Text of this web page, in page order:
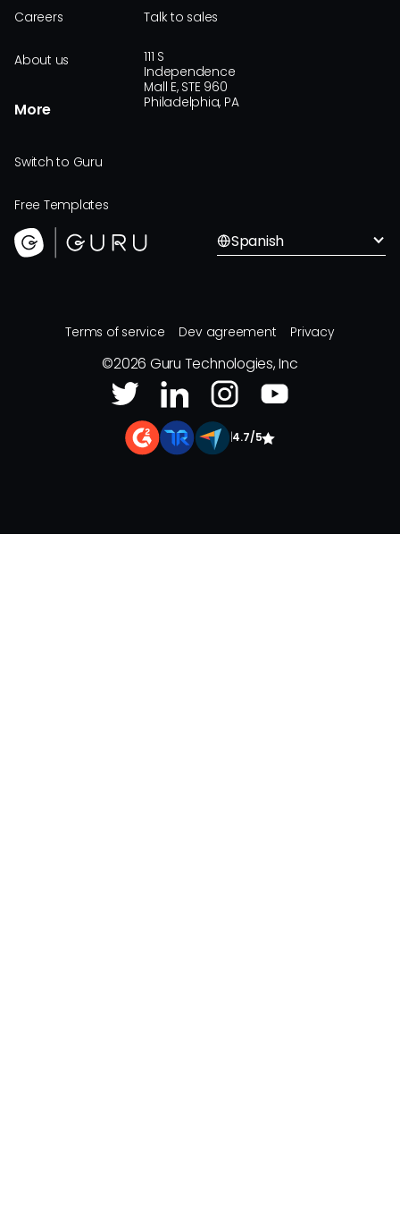
Careers
About us
More
Switch to Guru
Free Templates
Talk to sales
111 S
Independence
Mall E, STE 960
Philadelphia, PA
Spanish
Terms of service Dev agreement Privacy
©2026 Guru Technologies, Inc
4.7/5